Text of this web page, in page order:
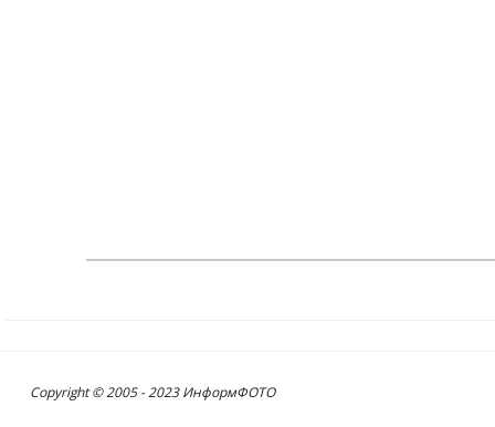
Copyright © 2005 - 2023 ИнформФОТО